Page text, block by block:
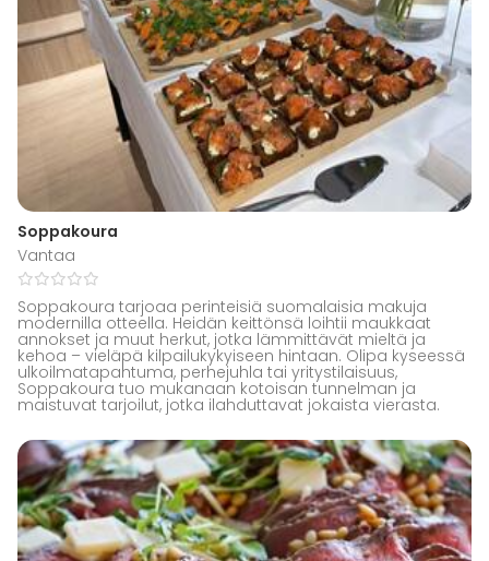
Soppakoura
Vantaa
Soppakoura tarjoaa perinteisiä suomalaisia makuja
modernilla otteella. Heidän keittönsä loihtii maukkaat
annokset ja muut herkut, jotka lämmittävät mieltä ja
kehoa – vieläpä kilpailukykyiseen hintaan. Olipa kyseessä
ulkoilmatapahtuma, perhejuhla tai yritystilaisuus,
Soppakoura tuo mukanaan kotoisan tunnelman ja
maistuvat tarjoilut, jotka ilahduttavat jokaista vierasta.